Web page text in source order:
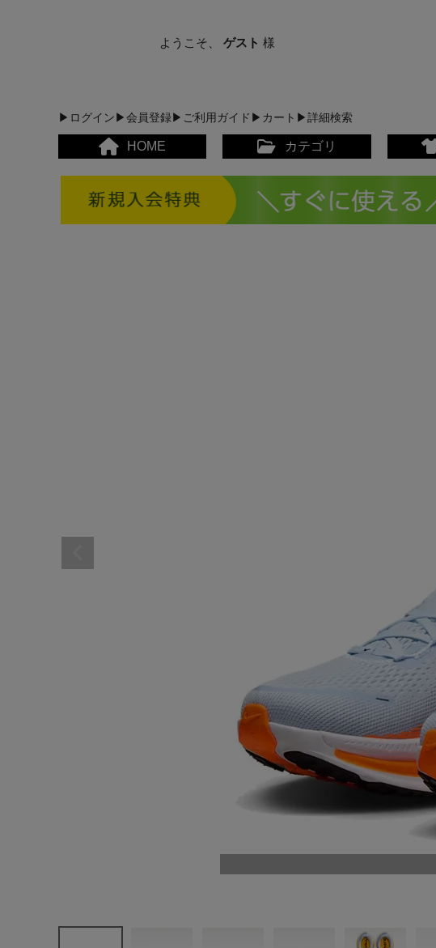
ようこそ、 ゲスト様
▶ログイン▶会員登録▶ご利用ガイド ▶カート ▶詳細検索
HOME カテゴリ
ヨガ
キャンプ・フェス
通学